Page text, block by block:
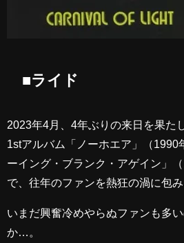
■ライド
2023年4月、4年ぶりの来日を果た
1stアルバム「ノーホエア」（1990
ーイング・ブランク・アゲイン」
で、往年のファンを熱狂の渦に包み
いまだ興奮冷めやらぬファンも多
か…。